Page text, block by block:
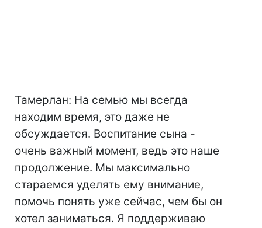
Тамерлан: На семью мы всегда
находим время, это даже не
обсуждается. Воспитание сына -
очень важный момент, ведь это наше
продолжение. Мы максимально
стараемся уделять ему внимание,
помочь понять уже сейчас, чем бы он
хотел заниматься. Я поддерживаю